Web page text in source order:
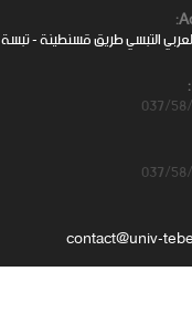
التبسي طريق قسنطينة - تبسة
037/
037/
contact@univ-